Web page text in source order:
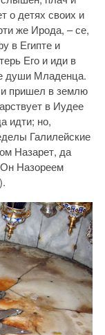
о детях своих и
же Ирода, – се,
в Египте и
Его и иди в
души Младенца.
пришел в землю
в Иудее
идти; но,
Галилейские
Назарет, да
Он Назореем